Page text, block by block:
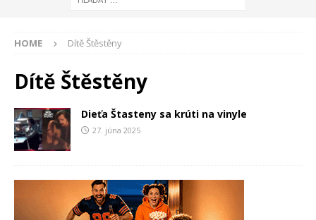
HOME Dítě Štěstěny
Dítě Štěstěny
Dieťa Štasteny sa krúti na vinyle
27. júna 2025